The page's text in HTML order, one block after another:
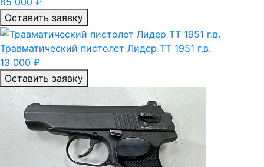
Оставить заявку
Травматический пистолет Лидер ТТ 1951 г.в.
13 000 ₽
Оставить заявку